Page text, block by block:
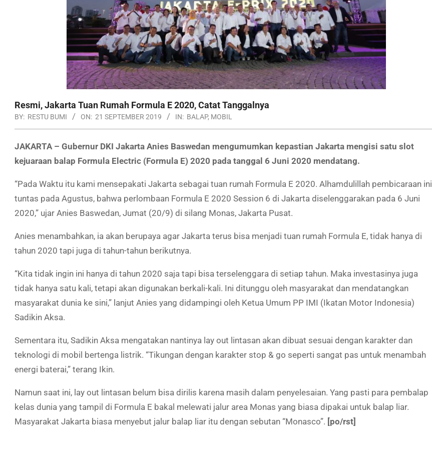
Resmi, Jakarta Tuan Rumah Formula E 2020, Catat Tanggalnya
BY: RESTU BUMI ON: 21 SEPTEMBER 2019 IN: BALAP, MOBIL
JAKARTA – Gubernur DKI Jakarta Anies Baswedan mengumumkan kepastian Jakarta mengisi satu slot
kejuaraan balap Formula Electric (Formula E) 2020 pada tanggal 6 Juni 2020 mendatang.
“Pada Waktu itu kami mensepakati Jakarta sebagai tuan rumah Formula E 2020. Alhamdulillah pembicaraan ini
tuntas pada Agustus, bahwa perlombaan Formula E 2020 Session 6 di Jakarta diselenggarakan pada 6 Juni
2020,” ujar Anies Baswedan, Jumat (20/9) di silang Monas, Jakarta Pusat.
Anies menambahkan, ia akan berupaya agar Jakarta terus bisa menjadi tuan rumah Formula E, tidak hanya di
tahun 2020 tapi juga di tahun-tahun berikutnya.
“Kita tidak ingin ini hanya di tahun 2020 saja tapi bisa terselenggara di setiap tahun. Maka investasinya juga
tidak hanya satu kali, tetapi akan digunakan berkali-kali. Ini ditunggu oleh masyarakat dan mendatangkan
masyarakat dunia ke sini,” lanjut Anies yang didampingi oleh Ketua Umum PP IMI (Ikatan Motor Indonesia)
Sadikin Aksa.
Sementara itu, Sadikin Aksa mengatakan nantinya lay out lintasan akan dibuat sesuai dengan karakter dan
teknologi di mobil bertenga listrik. “Tikungan dengan karakter stop & go seperti sangat pas untuk menambah
energi baterai,” terang Ikin.
Namun saat ini, lay out lintasan belum bisa dirilis karena masih dalam penyelesaian. Yang pasti para pembalap
kelas dunia yang tampil di Formula E bakal melewati jalur area Monas yang biasa dipakai untuk balap liar.
Masyarakat Jakarta biasa menyebut jalur balap liar itu dengan sebutan “Monasco”. [po/rst]